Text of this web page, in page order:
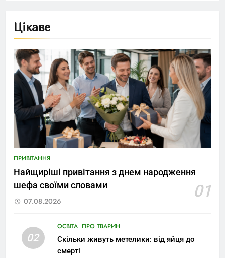
Цікаве
ПРИВІТАННЯ
Найщиріші привітання з днем народження
шефа своїми словами
01
07.08.2026
02
ОСВІТА ПРО ТВАРИН
Скільки живуть метелики: від яйця до
смерті